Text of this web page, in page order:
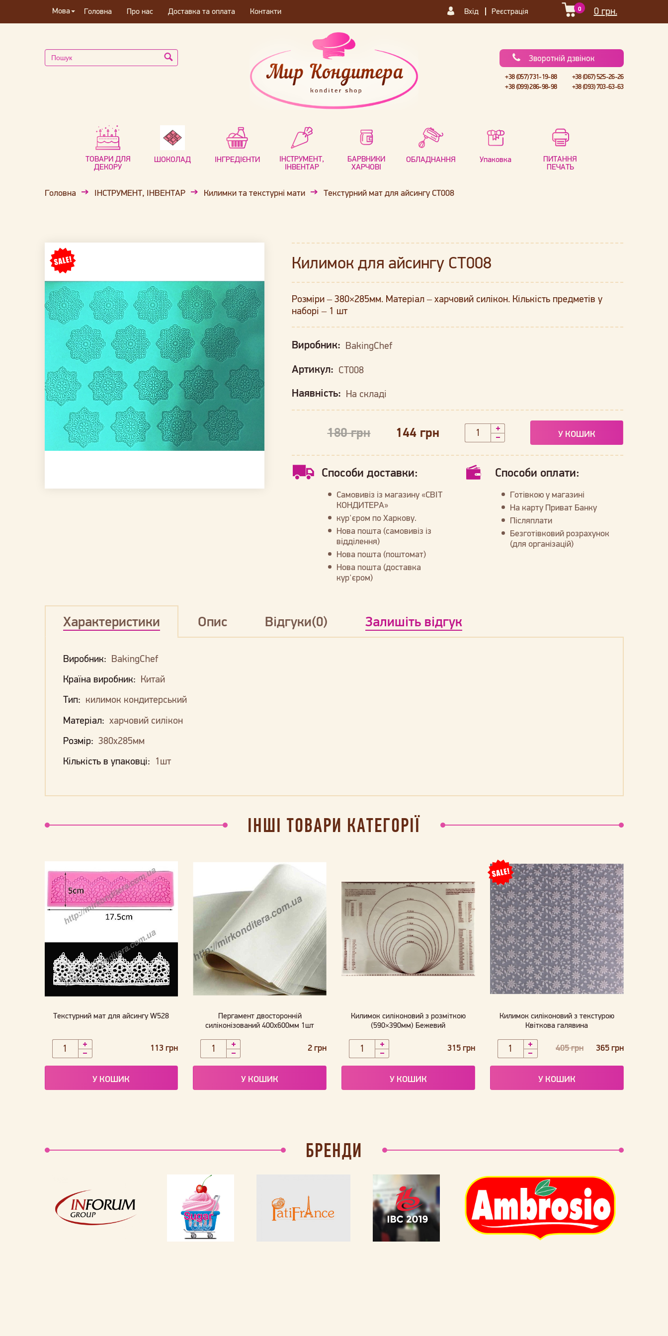
Мова Головна Про нас Доставка та оплата Контакти Вхід Реєстрація 0 грн.
0
Зворотній дзвінок
+38 (057) 731-19-88
+38 (067) 525-26-26
+38 (099) 286-98-98
+38 (093) 703-63-63
ТОВАРИ ДЛЯ
ДЕКОРУ
ШОКОЛАД ІНГРЕДІЄНТИ
ІНСТРУМЕНТ,
ІНВЕНТАР
БАРВНИКИ
ХАРЧОВІ
ОБЛАДНАННЯ Упаковка
ПИТАННЯ
ПЕЧАТЬ
Головна ІНСТРУМЕНТ, ІНВЕНТАР Килимки та текстурні мати Текстурний мат для айсингу CT008
Килимок для айсингу CT008
Розміри – 380×285мм. Матеріал – харчовий силікон. Кількість предметів у
наборі – 1 шт
Виробник: BakingChef
Артикул: CT008
Наявність: На складі
180 грн 144 грн У КОШИК
Способи доставки:
Самовивіз із магазину «СВІТ
КОНДИТЕРА»
кур'єром по Харкову.
Нова пошта (самовивіз із
відділення)
Нова пошта (поштомат)
Нова пошта (доставка
кур'єром)
Способи оплати:
Готівкою у магазині
На карту Приват Банку
Післяплати
Безготівковий розрахунок
(для організацій)
Характеристики Опис Відгуки(0) Залишіть відгук
Виробник: BakingChef
Країна виробник: Китай
Тип: килимок кондитерський
Матеріал: харчовий силікон
Розмір: 380х285мм
Кількість в упаковці: 1шт
ІНШІ ТОВАРИ КАТЕГОРІЇ
Текстурний мат для айсингу W528
113 грн
У КОШИК
Пергамент двосторонній
силіконізований 400х600мм 1шт
2 грн
У КОШИК
Килимок силіконовий з розміткою
(590×390мм) Бежевий
315 грн
У КОШИК
Килимок силіконовий з текстурою
Квіткова галявина
405 грн 365 грн
У КОШИК
БРЕНДИ